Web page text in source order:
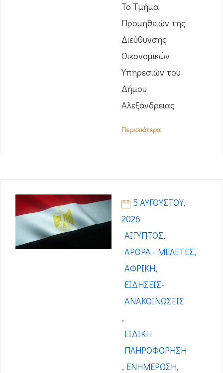
Το Τμήμα
Προμηθειών της
Διεύθυνσης
Οικονομικών
Υπηρεσιών του
Δήμου
Αλεξάνδρειας
Περισσότερα
5 ΑΥΓΟΎΣΤΟΥ,
2026
ΑΊΓΥΠΤΟΣ,
ΆΡΘΡΑ - ΜΕΛΈΤΕΣ,
ΑΦΡΙΚΉ,
ΕΙΔΉΣΕΙΣ-
ΑΝΑΚΟΙΝΏΣΕΙΣ
,
ΕΙΔΙΚΉ
ΠΛΗΡΟΦΌΡΗΣΗ
, ΕΝΗΜΈΡΩΣΗ,